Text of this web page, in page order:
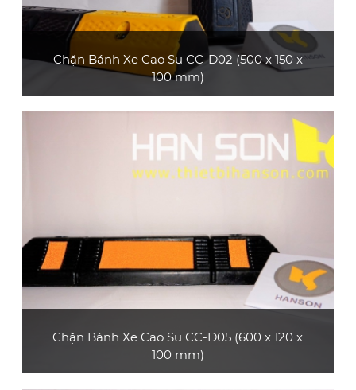
Chặn Bánh Xe Cao Su CC-D02 (500 x 150 x
100 mm)
thường sử dụng ở các bãi đậu xe, gara,... phù
hợp với xe ô tô con
XEM CHI TIẾT
Chặn Bánh Xe Cao Su CC-D05 (600 x 120 x
100 mm)